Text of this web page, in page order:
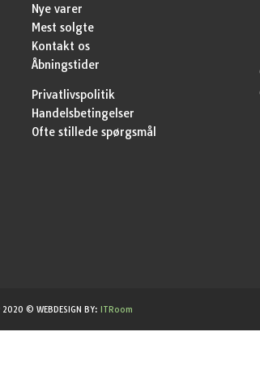
Nye varer
Mest solgte
Kontakt os
Åbningstider
Privatlivspolitik
Handelsbetingelser
Ofte stillede spørgsmål
© WEBDESIGN BY: ITRoom